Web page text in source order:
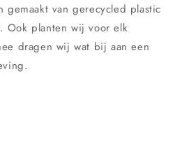
van gerecycled plastic
Ook planten wij voor elk
dragen wij wat bij aan een